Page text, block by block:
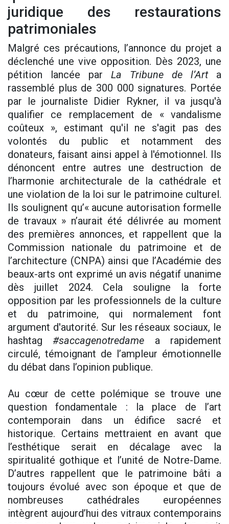
juridique des restaurations
patrimoniales
Malgré ces précautions, l’annonce du projet a
déclenché une vive opposition. Dès 2023, une
pétition lancée par La Tribune de l’Arta
rassemblé plus de 300 000 signatures. Portée
par le journaliste Didier Rykner, il va jusqu'à
qualifier ce remplacement de « vandalisme
coûteux », estimant qu'il ne s'agit pas des
volontés du public et notamment des
donateurs, faisant ainsi appel à l'émotionnel. Ils
dénoncent entre autres une destruction de
l’harmonie architecturale de la cathédrale et
une violation de la loi sur le patrimoine culturel.
Ils soulignent qu’« aucune autorisation formelle
de travaux » n’aurait été délivrée au moment
des premières annonces, et rappellent que la
Commission nationale du patrimoine et de
l’architecture (CNPA) ainsi que l’Académie des
beaux-arts ont exprimé un avis négatif unanime
dès juillet 2024. Cela souligne la forte
opposition par les professionnels de la culture
et du patrimoine, qui normalement font
argument d'autorité. Sur les réseaux sociaux, le
hashtag#saccagenotredame a rapidement
circulé, témoignant de l’ampleur émotionnelle
du débat dans l’opinion publique.
Au cœur de cette polémique se trouve une
question fondamentale : la place de l’art
contemporain dans un édifice sacré et
historique. Certains mettraient en avant que
l’esthétique serait en décalage avec la
spiritualité gothique et l’unité de Notre-Dame.
D’autres rappellent que le patrimoine bâti a
toujours évolué avec son époque et que de
nombreuses cathédrales européennes
intègrent aujourd’hui des vitraux contemporains